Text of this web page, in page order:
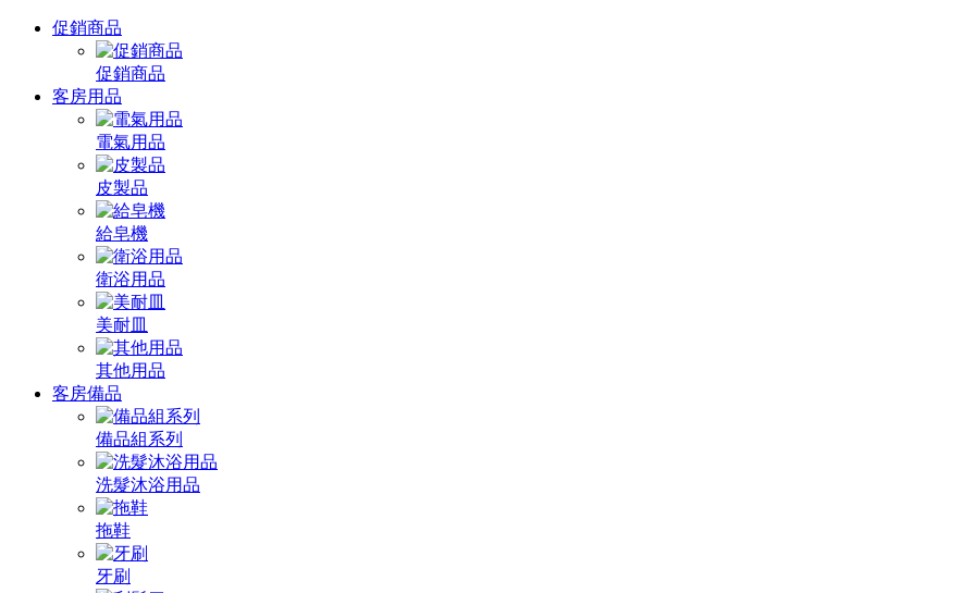
促銷商品
促銷商品
客房用品
電氣用品
皮製品
給皂機
衛浴用品
美耐皿
其他用品
客房備品
備品組系列
洗髮沐浴用品
拖鞋
牙刷